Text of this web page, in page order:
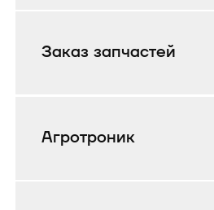
Заказ запчастей
Агротроник